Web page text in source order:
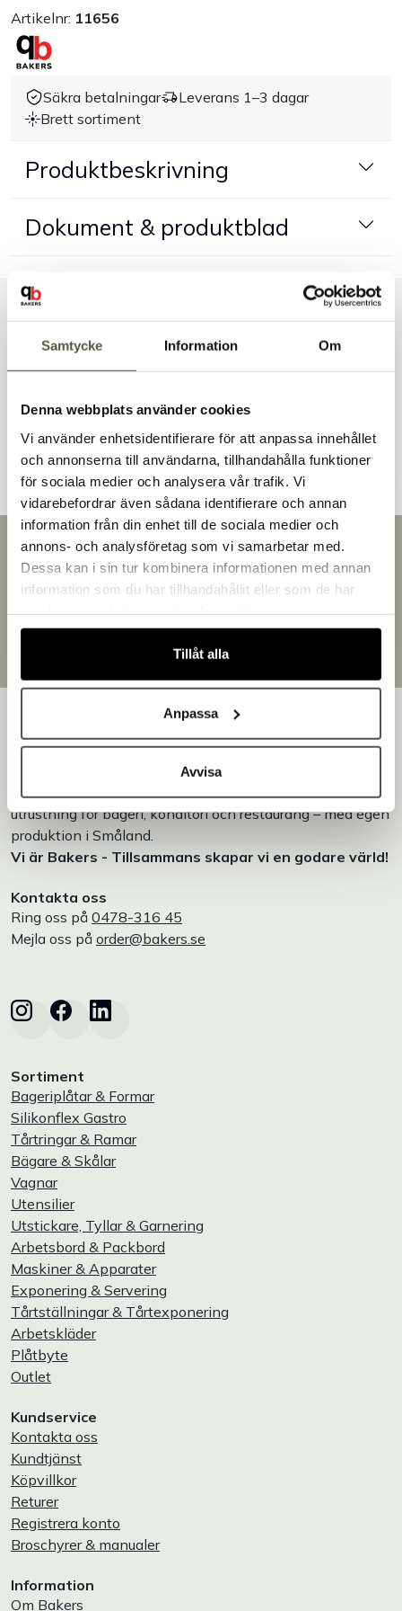
Samtycke Information Om
Denna webbplats använder cookies
Vi använder enhetsidentifierare för att anpassa innehållet
och annonserna till användarna, tillhandahålla funktioner
för sociala medier och analysera vår trafik. Vi
vidarebefordrar även sådana identifierare och annan
information från din enhet till de sociala medier och
annons- och analysföretag som vi samarbetar med.
Dessa kan i sin tur kombinera informationen med annan
information som du har tillhandahållit eller som de har
Tillåt alla
Anpassa
Avvisa
Kundtjänst
Kontakt
Artikelnr: 11656
Säkra betalningar
Leverans 1–3 dagar
Brett sortiment
Produktbeskrivning
Dokument & produktblad
Liknande produkter
Andra kunder tittade även på
Snabb leverans
Leverans inom 3-5 arbetsdagar.
Brett sortiment
Över 30 000 produkter
Egen produktion
Designat och tillverkat i Småland
Bakers är en helhetsleverantör av professionell
utrustning för bageri, konditori och restaurang – med egen
produktion i Småland.
Vi är Bakers - Tillsammans skapar vi en godare värld!
Kontakta oss
Ring oss på 0478-316 45
Mejla oss på order@bakers.se
Sortiment
Bageriplåtar & Formar
Silikonflex Gastro
Tårtringar & Ramar
Bägare & Skålar
Vagnar
Utensilier
Utstickare, Tyllar & Garnering
Arbetsbord & Packbord
Maskiner & Apparater
Exponering & Servering
Tårtställningar & Tårtexponering
Arbetskläder
Plåtbyte
Outlet
Kundservice
Kontakta oss
Kundtjänst
Köpvillkor
Returer
Registrera konto
Broschyrer & manualer
Information
Om Bakers
Välkommen till Bakers!
Handlar du som företag eller privatperson?
Fortsätt som privatperson